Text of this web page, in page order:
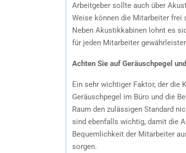
Arbeitgeber sollte auch über
Weise können die Mitarbeiter frei
Neben Akustikkabinen lohnt es
für jeden Mitarbeiter
Achten Sie auf Geräuschpegel
Ein sehr wichtiger Faktor, der die
Geräuschpegel im Büro und die
Raum den zulässigen Standard
sind ebenfalls wichtig, damit die
Bequemlichkeit der Mitarbeiter
sorgen.